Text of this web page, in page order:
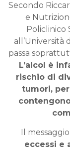
Secondo
e
Policlinico
all’Università
passa
L’alcol è
rischio di
tumori,
Il
eccessi e